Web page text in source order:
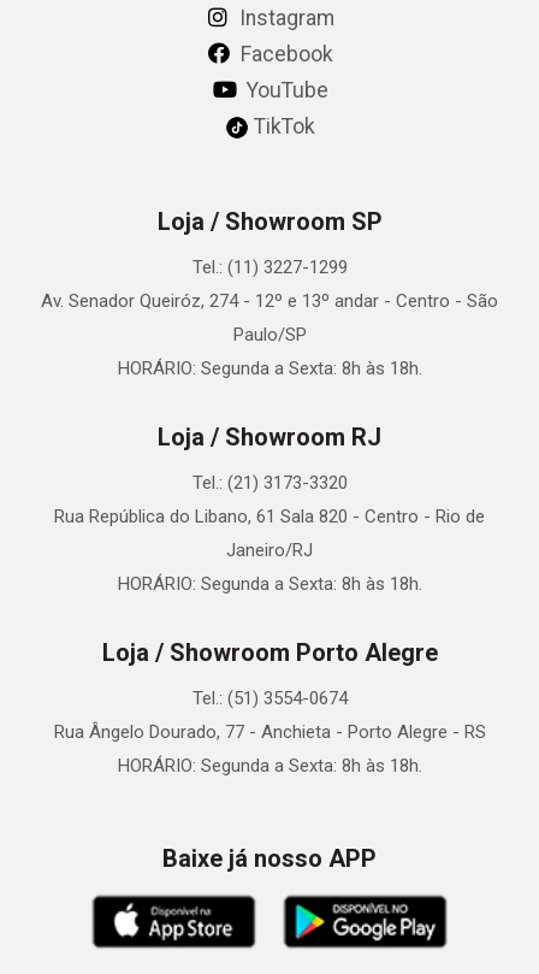
Instagram
Facebook
YouTube
TikTok
Loja / Showroom SP
Tel.: (11) 3227-1299
Av. Senador Queiróz, 274 - 12º e 13º andar - Centro - São
Paulo/SP
HORÁRIO: Segunda a Sexta: 8h às 18h.
Loja / Showroom RJ
Tel.: (21) 3173-3320
Rua República do Libano, 61 Sala 820 - Centro - Rio de
Janeiro/RJ
HORÁRIO: Segunda a Sexta: 8h às 18h.
Loja / Showroom Porto Alegre
Tel.: (51) 3554-0674
Rua Ângelo Dourado, 77 - Anchieta - Porto Alegre - RS
HORÁRIO: Segunda a Sexta: 8h às 18h.
Baixe já nosso APP